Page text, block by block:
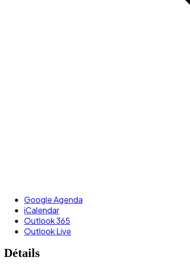
Google Agenda
iCalendar
Outlook 365
Outlook Live
Détails